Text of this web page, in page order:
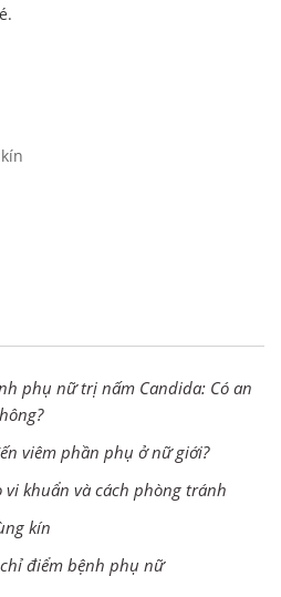
phụ nữ trị nấm Candida: Có an
viêm phần phụ ở nữ giới?
vi khuẩn và cách phòng tránh
kín
điểm bệnh phụ nữ